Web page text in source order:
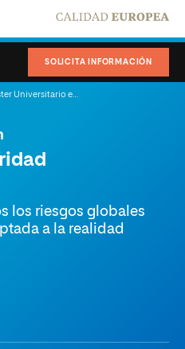
SOLICITA INFORMACIÓN
los riesgos globales
a la realidad